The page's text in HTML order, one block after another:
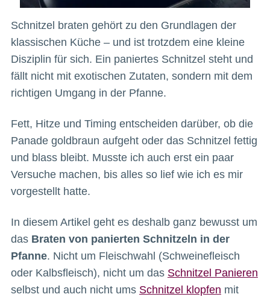
Schnitzel braten gehört zu den Grundlagen der
klassischen Küche – und ist trotzdem eine kleine
Disziplin für sich. Ein paniertes Schnitzel steht und
fällt nicht mit exotischen Zutaten, sondern mit dem
richtigen Umgang in der Pfanne.
Fett, Hitze und Timing entscheiden darüber, ob die
Panade goldbraun aufgeht oder das Schnitzel fettig
und blass bleibt. Musste ich auch erst ein paar
Versuche machen, bis alles so lief wie ich es mir
vorgestellt hatte.
In diesem Artikel geht es deshalb ganz bewusst um
das Braten von panierten Schnitzeln in der
Pfanne. Nicht um Fleischwahl (Schweinefleisch
oder Kalbsfleisch), nicht um das Schnitzel Panieren
selbst und auch nicht ums Schnitzel klopfen mit